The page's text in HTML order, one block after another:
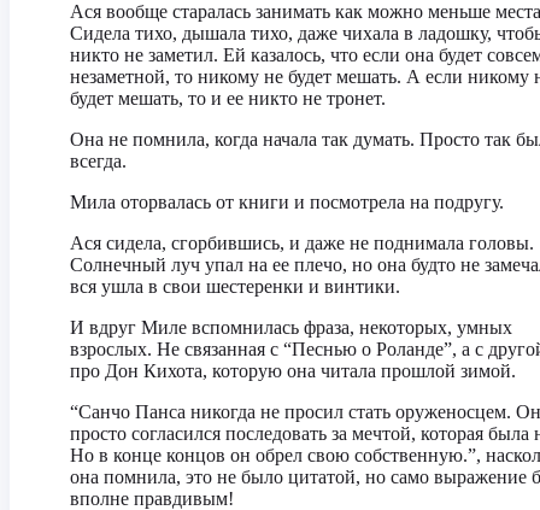
Ася вообще старалась занимать как можно меньше
Сидела тихо, дышала тихо, даже чихала в ладошку,
никто не заметил. Ей казалось, что если она будет
незаметной, то никому не будет мешать. А если никому
будет мешать, то и ее никто не тронет.
Она не помнила, когда начала так думать. Просто так
всегда.
Мила оторвалась от книги и посмотрела на подругу.
Ася сидела, сгорбившись, и даже не поднимала головы.
Солнечный луч упал на ее плечо, но она будто не
вся ушла в свои шестеренки и винтики.
И вдруг Миле вспомнилась фраза, некоторых, умных
взрослых. Не связанная с “Песнью о Роланде”, а с
про Дон Кихота, которую она читала прошлой зимой.
“Санчо Панса никогда не просил стать оруженосцем. Он
просто согласился последовать за мечтой, которая была
Но в конце концов он обрел свою собственную.”,
она помнила, это не было цитатой, но само выражение
вполне правдивым!